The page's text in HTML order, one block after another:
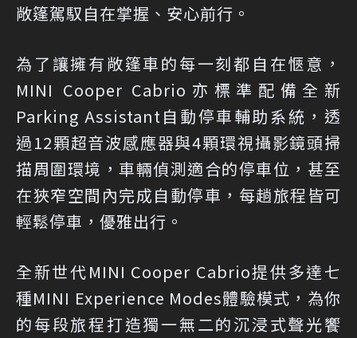
敞篷駕馭自在掌握、安心前行。
為了讓擁有敞篷車的每一刻都自在愜意，
MINI Cooper Cabrio亦標準配備全新
Parking Assistant自動停車輔助系統，透
過12顆超音波感應器與4顆環視攝影鏡頭掃
描周圍環境，車輛偵測適合的停車位，甚至
在狹窄空間內完成自動停車，每趟旅程皆可
輕鬆停車，優雅出行。
全新世代MINI Cooper Cabrio提供多達七
種MINI Experience Modes體驗模式，為你
的每段旅程打造獨一無二的沉浸式聲光饗